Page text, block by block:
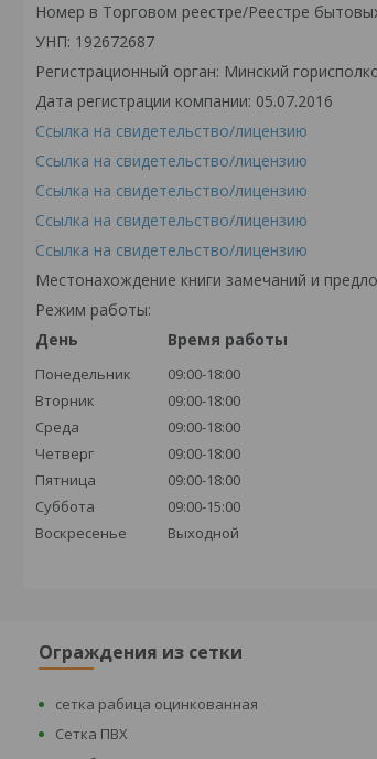
Номер в Торговом реестре/Реестре
УНП: 192672687
Регистрационный орган: Минский
Дата регистрации компании: 05.07.2016
Ссылка на свидетельство/лицензию
Ссылка на свидетельство/лицензию
Ссылка на свидетельство/лицензию
Ссылка на свидетельство/лицензию
Ссылка на свидетельство/лицензию
Местонахождение книги замечаний и
Режим работы:
День
Время работы
Понедельник
09:00-18:00
Вторник
09:00-18:00
Среда
09:00-18:00
Четверг
09:00-18:00
Пятница
09:00-18:00
Суббота
09:00-15:00
Воскресенье
Выходной
Ограждения из сетки
сетка рабица оцинкованная
Сетка ПВХ